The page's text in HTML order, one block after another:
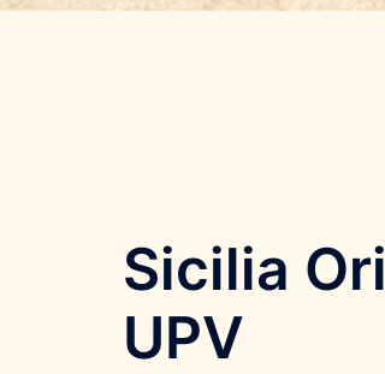
Sicilia
UPV